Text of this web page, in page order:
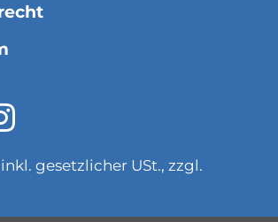
gesetzlicher USt., zzgl.